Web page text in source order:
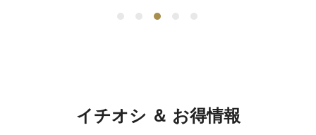
イチオシ ＆ お得情報